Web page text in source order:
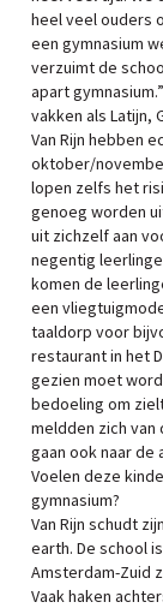
heel veel ouders
een gymnasium
verzuimt de
apart
vakken als Latijn,
Van Rijn hebben
oktober/
lopen zelfs het
genoeg worden
uit zichzelf aan
negentig
komen de
een
taaldorp voor
restaurant in het
gezien moet
bedoeling om
meldden zich van
gaan ook naar de
Voelen deze
gymnasium?
Van Rijn schudt
earth. De school
Amsterdam-Zuid
Vaak haken